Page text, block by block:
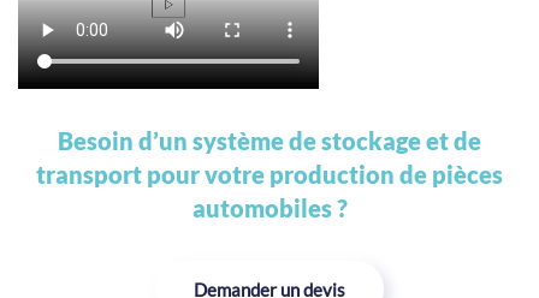
Besoin d’un système de stockage et de
transport pour votre production de pièces
automobiles ?
Demander un devis